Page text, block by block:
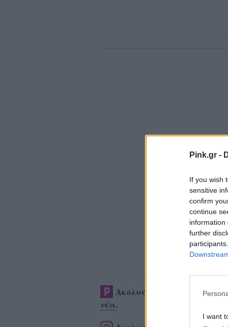
Pink.gr -
If you wish
sensitive
confirm
continue
information
further
I want
Ακολουθήστε το Pink.gr στο
νέα.